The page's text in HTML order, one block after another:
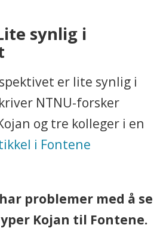
synlig i
er lite synlig i
NTNU-forsker
og tre kolleger i en
i Fontene
problemer med å se
Kojan til Fontene.